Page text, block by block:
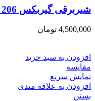
شیربرقی گیربکس 206 و پارس و ال90 و …
4,500,000 تومان
افزودن به سبد خرید
مقایسه
نمایش سریع
افزودن به علاقه مندی
بستن